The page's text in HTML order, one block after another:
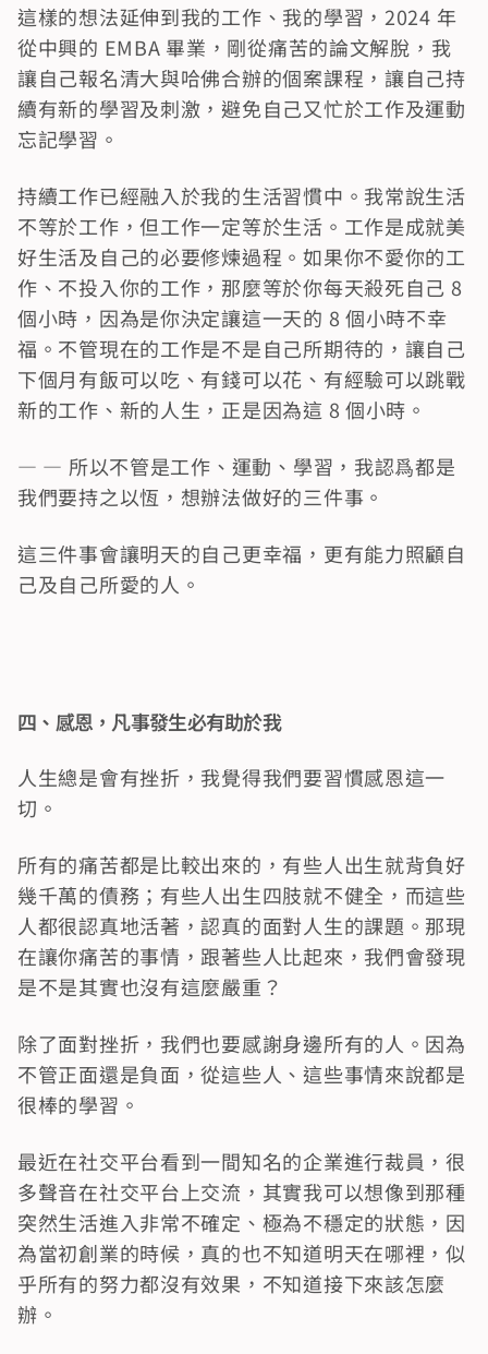
這樣的想法延伸到我的工作、我的學習，2024 年
從中興的 EMBA 畢業，剛從痛苦的論文解脫，我
讓自己報名清大與哈佛合辦的個案課程，讓自己持
續有新的學習及刺激，避免自己又忙於工作及運動
忘記學習。
持續工作已經融入於我的生活習慣中。我常說生活
不等於工作，但工作一定等於生活。工作是成就美
好生活及自己的必要修煉過程。如果你不愛你的工
作、不投入你的工作，那麼等於你每天殺死自己 8
個小時，因為是你決定讓這一天的 8 個小時不幸
福。不管現在的工作是不是自己所期待的，讓自己
下個月有飯可以吃、有錢可以花、有經驗可以跳戰
新的工作、新的人生，正是因為這 8 個小時。
— — 所以不管是工作、運動、學習，我認爲都是
我們要持之以恆，想辦法做好的三件事。
這三件事會讓明天的自己更幸福，更有能力照顧自
己及自己所愛的人。
四、感恩，凡事發生必有助於我
人生總是會有挫折，我覺得我們要習慣感恩這一
切。
所有的痛苦都是比較出來的，有些人出生就背負好
幾千萬的債務；有些人出生四肢就不健全，而這些
人都很認真地活著，認真的面對人生的課題。那現
在讓你痛苦的事情，跟著些人比起來，我們會發現
是不是其實也沒有這麼嚴重？
除了面對挫折，我們也要感謝身邊所有的人。因為
不管正面還是負面，從這些人、這些事情來說都是
很棒的學習。
最近在社交平台看到一間知名的企業進行裁員，很
多聲音在社交平台上交流，其實我可以想像到那種
突然生活進入非常不確定、極為不穩定的狀態，因
為當初創業的時候，真的也不知道明天在哪裡，似
乎所有的努力都沒有效果，不知道接下來該怎麼
辦。